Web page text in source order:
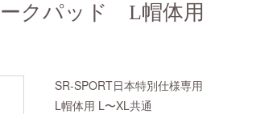
ークパッド L帽体用
SR-SPORT日本特別仕様専用
L帽体用 L〜XL共通